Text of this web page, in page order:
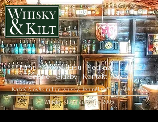
Home Akce v klubuPoukazyE-shop
Galerie
Služby Kontakt Archiv
Každý člověk miluje whisky. Jen někteří to ještě neví...
Whisky Klub | Založeno 2005